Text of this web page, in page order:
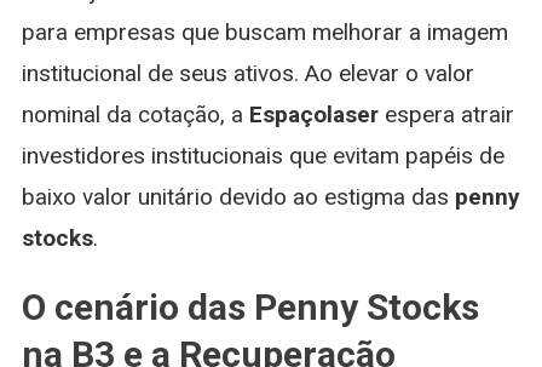
para empresas que buscam melhorar a imagem
institucional de seus ativos. Ao elevar o valor
nominal da cotação, a Espaçolaserespera atrair
investidores institucionais que evitam papéis de
baixo valor unitário devido ao estigma das penny
stocks.
O cenário das Penny Stocks
na B3 e a Recuperação